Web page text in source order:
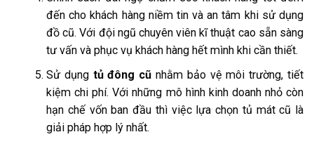
đến cho khách hàng niềm tin và an tâm khi sử dụng
đồ cũ. Với đội ngũ chuyên viên kĩ thuật cao sẵn sàng
tư vấn và phục vụ khách hàng hết mình khi cần thiết.
Sử dụng tủ đông cũ nhằm bảo vệ môi trường, tiết
kiệm chi phí. Với những mô hình kinh doanh nhỏ còn
hạn chế vốn ban đầu thì việc lựa chọn tủ mát cũ là
giải pháp hợp lý nhất.